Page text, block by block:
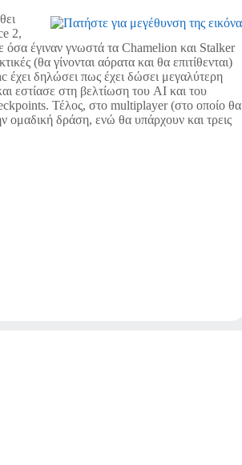
2,
έγιναν γνωστά τα Chamelion και Stalker
(θα γίνονται αόρατα και θα επιτίθενται)
έχει δηλώσει πως έχει δώσει μεγαλύτερη
εστίασε στη βελτίωση του AI και του
Τέλος, στο multiplayer (στο οποίο θα
ομαδική δράση, ενώ θα υπάρχουν και τρεις